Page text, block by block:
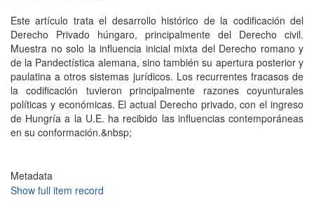
Este artículo trata el desarrollo histórico de la codificación del
Derecho Privado húngaro, principalmente del Derecho civil.
Muestra no solo la influencia inicial mixta del Derecho romano y
de la Pandectística alemana, sino también su apertura posterior y
paulatina a otros sistemas jurídicos. Los recurrentes fracasos de
la codificación tuvieron principalmente razones coyunturales
políticas y económicas. El actual Derecho privado, con el ingreso
de Hungría a la U.E. ha recibido las influencias contemporáneas
en su conformación.&nbsp;
Metadata
Show full item record